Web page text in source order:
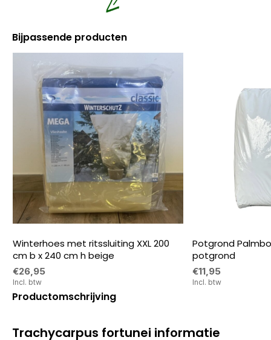
Bijpassende producten
Winterhoes met ritssluiting XXL 200
cm b x 240 cm h beige
€26,95
Incl. btw
Potgrond
potgrond
€11,95
Incl. btw
Productomschrijving
Trachycarpus fortunei informatie